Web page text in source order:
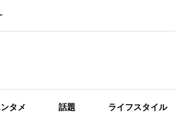
タメ 話題 ライフスタイル